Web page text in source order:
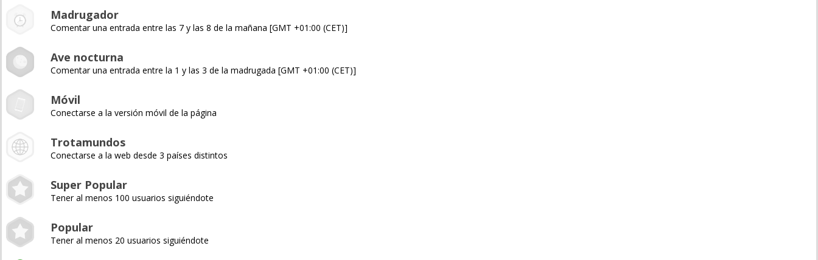
Madrugador
Comentar una entrada entre las 7 y las 8 de la mañana [GMT +01:00 (CET)]
Ave nocturna
Comentar una entrada entre la 1 y las 3 de la madrugada [GMT +01:00 (CET)]
Móvil
Conectarse a la versión móvil de la página
Trotamundos
Conectarse a la web desde 3 países distintos
Super Popular
Tener al menos 100 usuarios siguiéndote
Popular
Tener al menos 20 usuarios siguiéndote